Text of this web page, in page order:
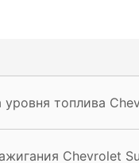
уровня топлива
Chevrolet